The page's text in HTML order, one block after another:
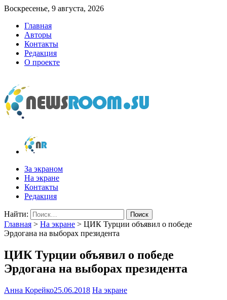
Воскресенье, 9 августа, 2026
Главная
Авторы
Контакты
Редакция
О проекте
newsroom.su
Новости о новостях
За экраном
На экране
Контакты
Редакция
Найти:
Главная > На экране > ЦИК Турции объявил о победе
Эрдогана на выборах президента
ЦИК Турции объявил о победе
Эрдогана на выборах президента
Анна Корейко25.06.2018 На экране